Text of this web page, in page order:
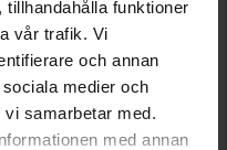
funktioner
vår trafik. Vi
och annan
medier och
samarbetar med.
med annan